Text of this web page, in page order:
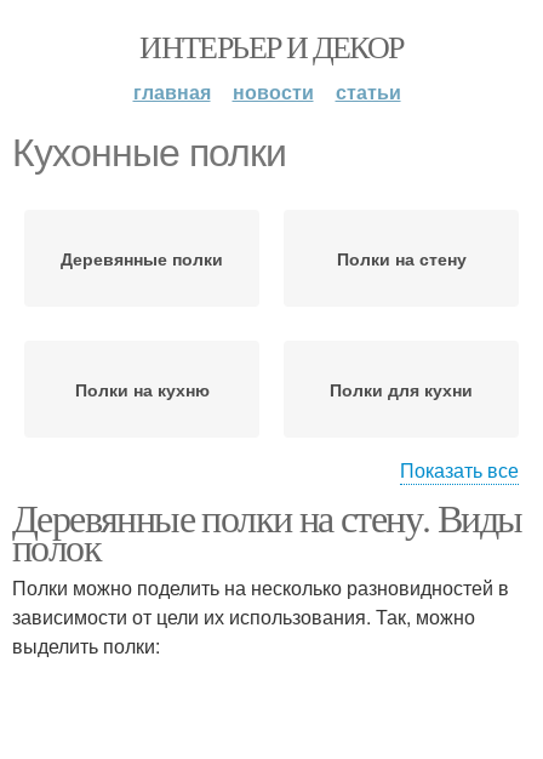
ИНТЕРЬЕР И ДЕКОР
главная новости статьи
Кухонные полки
Деревянные полки Полки на стену
Полки на кухню Полки для кухни
Открытые полки Полки на кухне
Показать все
Деревянные полки на стену. Виды
полок
Полки можно поделить на несколько разновидностей в
зависимости от цели их использования. Так, можно
выделить полки: